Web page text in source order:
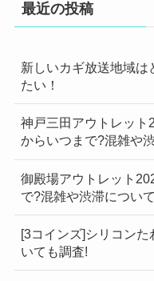
最近の投稿
新しいカギ放送地域は
たい！
神戸三田アウトレット
からいつまで?混雑や
御殿場アウトレット
で?混雑や渋滞につい
[3コインズ]シリコン
いても調査!